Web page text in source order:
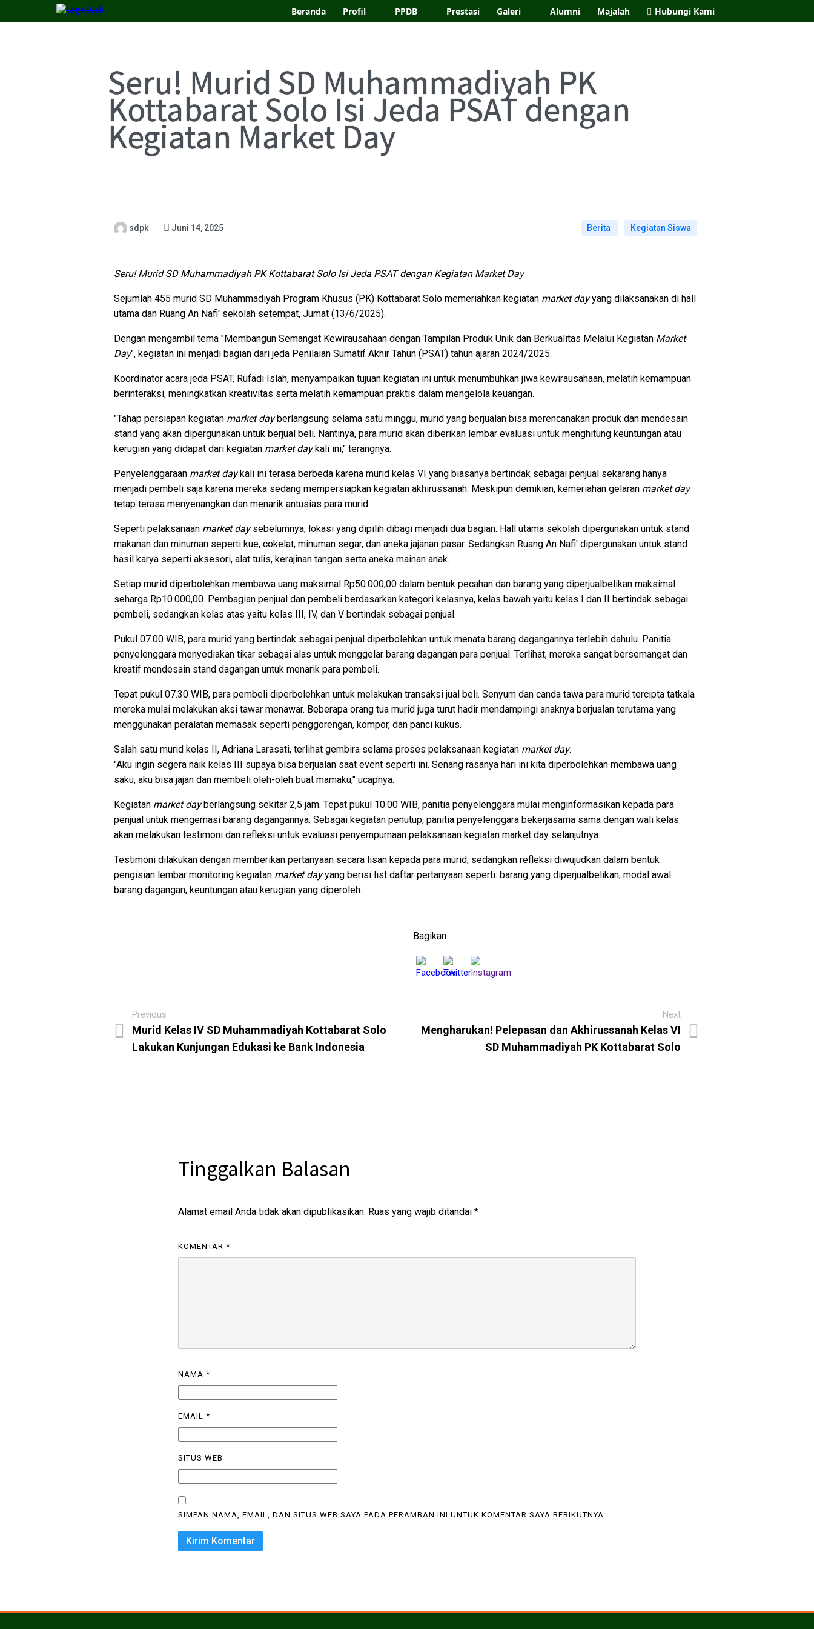
Beranda Profil PPDB Prestasi Galeri Alumni Majalah Hubungi Kami
Seru! Murid SD Muhammadiyah PK
Kottabarat Solo Isi Jeda PSAT dengan
Kegiatan Market Day
sdpk Juni 14, 2025 Berita Kegiatan Siswa
Seru! Murid SD Muhammadiyah PK Kottabarat Solo Isi Jeda PSAT dengan Kegiatan Market Day
Sejumlah 455 murid SD Muhammadiyah Program Khusus (PK) Kottabarat Solo memeriahkan kegiatan market dayyang dilaksanakan di hall
utama dan Ruang An Nafi' sekolah setempat, Jumat (13/6/2025).
Dengan mengambil tema "Membangun Semangat Kewirausahaan dengan Tampilan Produk Unik dan Berkualitas Melalui Kegiatan Market
Day", kegiatan ini menjadi bagian dari jeda Penilaian Sumatif Akhir Tahun (PSAT) tahun ajaran 2024/2025.
Koordinator acara jeda PSAT, Rufadi Islah, menyampaikan tujuan kegiatan ini untuk menumbuhkan jiwa kewirausahaan, melatih kemampuan
berinteraksi, meningkatkan kreativitas serta melatih kemampuan praktis dalam mengelola keuangan.
"Tahap persiapan kegiatan market dayberlangsung selama satu minggu, murid yang berjualan bisa merencanakan produk dan mendesain
stand yang akan dipergunakan untuk berjual beli. Nantinya, para murid akan diberikan lembar evaluasi untuk menghitung keuntungan atau
kerugian yang didapat dari kegiatan market daykali ini," terangnya.
Penyelenggaraan market daykali ini terasa berbeda karena murid kelas VI yang biasanya bertindak sebagai penjual sekarang hanya
menjadi pembeli saja karena mereka sedang mempersiapkan kegiatan akhirussanah. Meskipun demikian, kemeriahan gelaran market day
tetap terasa menyenangkan dan menarik antusias para murid.
Seperti pelaksanaan market daysebelumnya, lokasi yang dipilih dibagi menjadi dua bagian. Hall utama sekolah dipergunakan untuk stand
makanan dan minuman seperti kue, cokelat, minuman segar, dan aneka jajanan pasar. Sedangkan Ruang An Nafi' dipergunakan untuk stand
hasil karya seperti aksesori, alat tulis, kerajinan tangan serta aneka mainan anak.
Setiap murid diperbolehkan membawa uang maksimal Rp50.000,00 dalam bentuk pecahan dan barang yang diperjualbelikan maksimal
seharga Rp10.000,00. Pembagian penjual dan pembeli berdasarkan kategori kelasnya, kelas bawah yaitu kelas I dan II bertindak sebagai
pembeli, sedangkan kelas atas yaitu kelas III, IV, dan V bertindak sebagai penjual.
Pukul 07.00 WIB, para murid yang bertindak sebagai penjual diperbolehkan untuk menata barang dagangannya terlebih dahulu. Panitia
penyelenggara menyediakan tikar sebagai alas untuk menggelar barang dagangan para penjual. Terlihat, mereka sangat bersemangat dan
kreatif mendesain stand dagangan untuk menarik para pembeli.
Tepat pukul 07.30 WIB, para pembeli diperbolehkan untuk melakukan transaksi jual beli. Senyum dan canda tawa para murid tercipta tatkala
mereka mulai melakukan aksi tawar menawar. Beberapa orang tua murid juga turut hadir mendampingi anaknya berjualan terutama yang
menggunakan peralatan memasak seperti penggorengan, kompor, dan panci kukus.
Salah satu murid kelas II, Adriana Larasati, terlihat gembira selama proses pelaksanaan kegiatan market day.
"Aku ingin segera naik kelas III supaya bisa berjualan saat event seperti ini. Senang rasanya hari ini kita diperbolehkan membawa uang
saku, aku bisa jajan dan membeli oleh-oleh buat mamaku," ucapnya.
Kegiatan market dayberlangsung sekitar 2,5 jam. Tepat pukul 10.00 WIB, panitia penyelenggara mulai menginformasikan kepada para
penjual untuk mengemasi barang dagangannya. Sebagai kegiatan penutup, panitia penyelenggara bekerjasama sama dengan wali kelas
akan melakukan testimoni dan refleksi untuk evaluasi penyempurnaan pelaksanaan kegiatan market day selanjutnya.
Testimoni dilakukan dengan memberikan pertanyaan secara lisan kepada para murid, sedangkan refleksi diwujudkan dalam bentuk
pengisian lembar monitoring kegiatan market dayyang berisi list daftar pertanyaan seperti: barang yang diperjualbelikan, modal awal
barang dagangan, keuntungan atau kerugian yang diperoleh.
Bagikan
Previous
Murid Kelas IV SD Muhammadiyah Kottabarat Solo
Lakukan Kunjungan Edukasi ke Bank Indonesia
Next
Mengharukan! Pelepasan dan Akhirussanah Kelas VI
SD Muhammadiyah PK Kottabarat Solo
Tinggalkan Balasan
Alamat email Anda tidak akan dipublikasikan. Ruas yang wajib ditandai *
KOMENTAR *
NAMA *
EMAIL *
SITUS WEB
SIMPAN NAMA, EMAIL, DAN SITUS WEB SAYA PADA PERAMBAN INI UNTUK KOMENTAR SAYA BERIKUTNYA.